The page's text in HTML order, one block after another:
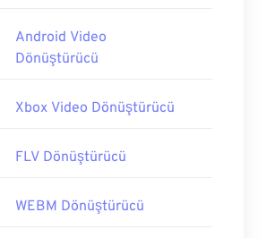
Android Video
Dönüştürücü
Xbox Video Dönüştürücü
FLV Dönüştürücü
WEBM Dönüştürücü